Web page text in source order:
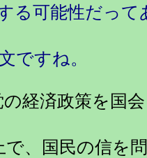
る可能性だっ
ですね。
経済政策を国
、国民の信を